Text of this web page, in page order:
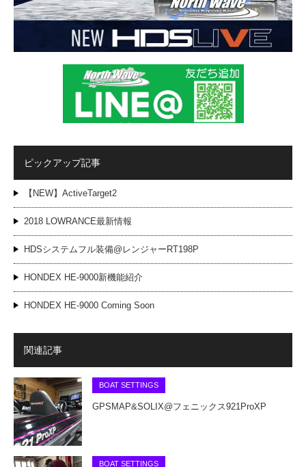
ピックアップ記事
【NEW】ActiveTarget2
2018 LOWRANCE最新情報
HDSシステムフル装備@レンジャーRT198P
HONDEX HE-9000新機能紹介
HONDEX HE-9000 Coming Soon
関連記事
BOAT SETTINGS
GPSMAP&SOLIX@フェニックス921ProXP
BOAT SETTINGS